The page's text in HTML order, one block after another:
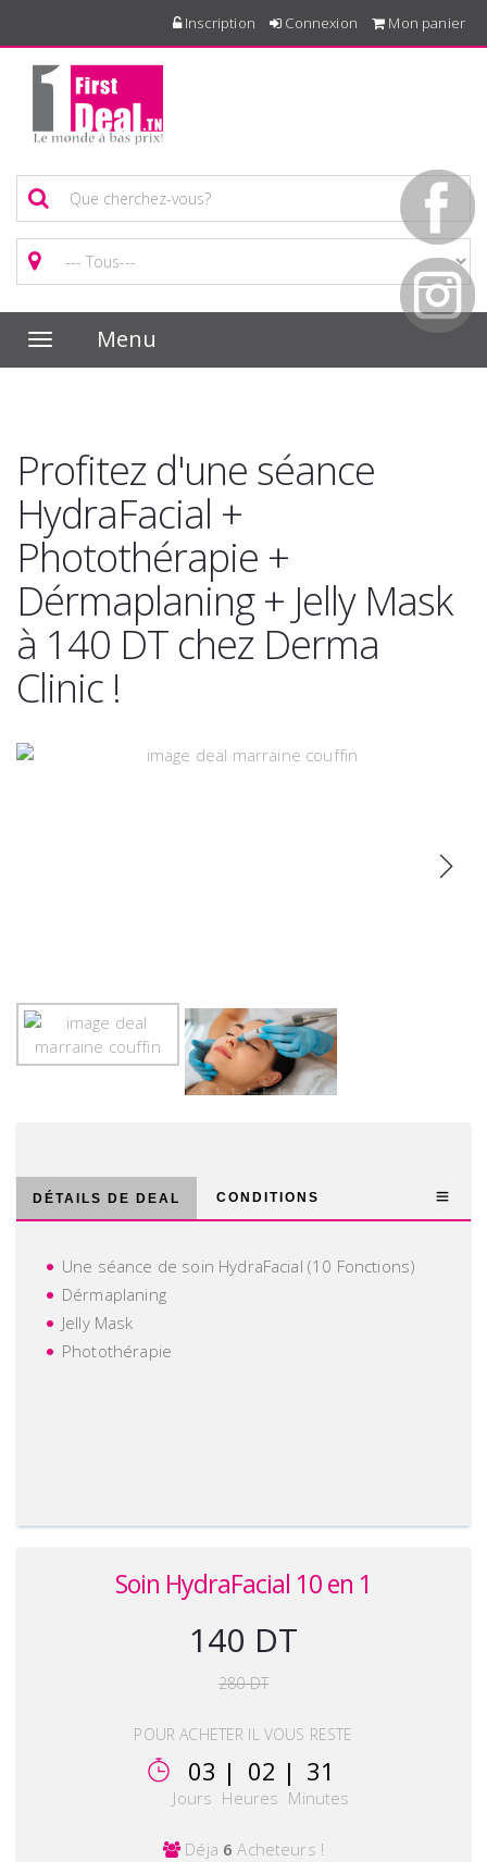
Inscription Connexion Mon panier
Toggle
navigation
Menu
Profitez d'une séance
HydraFacial +
Photothérapie +
Dérmaplaning + Jelly Mask
à 140 DT chez Derma
Clinic !
DÉTAILS DE DEAL CONDITIONS
Une séance de soin HydraFacial (10 Fonctions)
Dérmaplaning
Jelly Mask
Photothérapie
Soin HydraFacial 10 en 1
140 DT
280 DT
POUR ACHETER IL VOUS RESTE
03 | 02 | 31
Jours Heures Minutes
Déja 6 Acheteurs !